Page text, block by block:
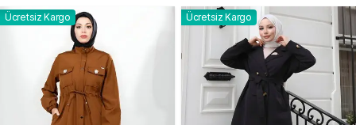
Ücretsiz Kargo Ücretsiz Kargo